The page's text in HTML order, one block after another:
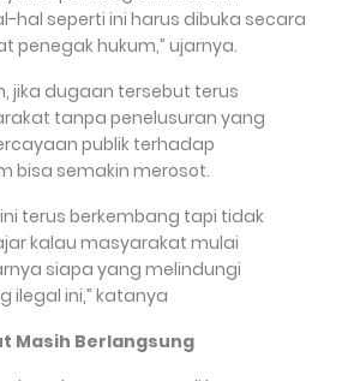
hal seperti ini harus dibuka secara
penegak hukum,” ujarnya.
jika dugaan tersebut terus
tanpa penelusuran yang
publik terhadap
bisa semakin merosot.
ini terus berkembang tapi tidak
kalau masyarakat mulai
siapa yang melindungi
ilegal ini,” katanya
Masih Berlangsung